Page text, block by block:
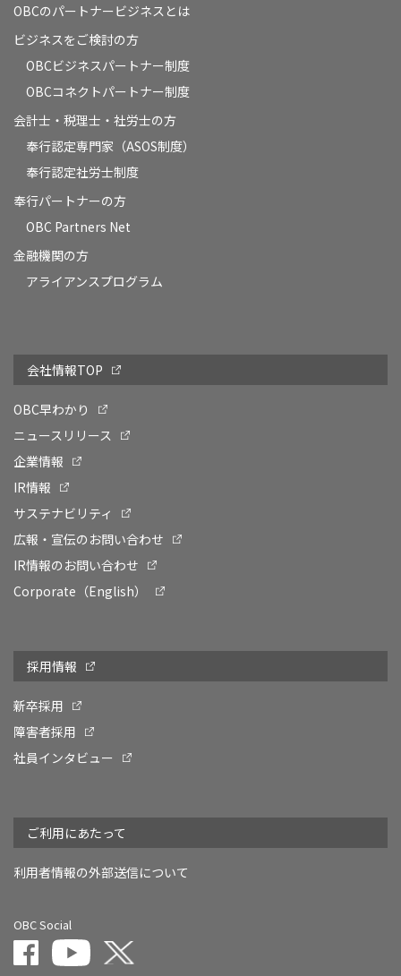
OBCのパートナービジネスとは
ビジネスをご検討の方
OBCビジネスパートナー制度
OBCコネクトパートナー制度
会計士・税理士・社労士の方
奉行認定専門家（ASOS制度）
奉行認定社労士制度
奉行パートナーの方
OBC Partners Net
金融機関の方
アライアンスプログラム
会社情報TOP
OBC早わかり
ニュースリリース
企業情報
IR情報
サステナビリティ
広報・宣伝のお問い合わせ
IR情報のお問い合わせ
Corporate（English）
採用情報
新卒採用
障害者採用
社員インタビュー
ご利用にあたって
利用者情報の外部送信について
OBC Social